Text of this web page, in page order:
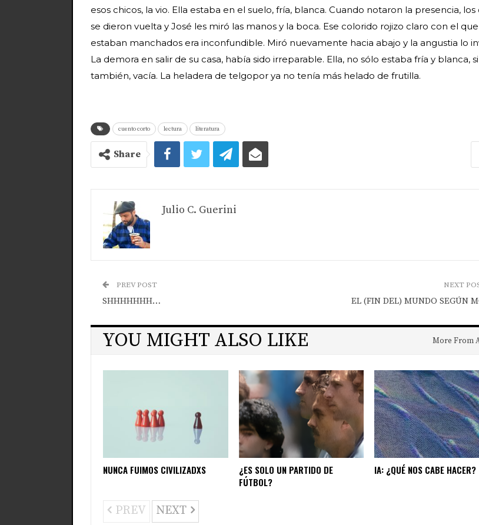
esos chicos, la vio. Ella estaba en el suelo, fría, blanca. Cuando notaron la presencia, los
se dieron vuelta y José les miró las manos y la boca. Ese colorido rojizo claro con el que
estaban manchados era inconfundible. Miró nuevamente hacia abajo y la angustia lo
La demora en salir de su casa, había sido irreparable. Ella, no sólo estaba fría y blanca,
también, vacía. La heladera de telgopor ya no tenía más helado de frutilla.
cuento corto lectura literatura
Share
Julio C. Guerini
PREV POST
SHHHHHHH…
NEXT
EL (FIN DEL) MUNDO SEGÚN
YOU MIGHT ALSO LIKE More From
NUNCA FUIMOS CIVILIZADXS
¿ES SOLO UN PARTIDO DE
FÚTBOL?
IA: ¿QUÉ NOS CABE HACER?
PREV NEXT